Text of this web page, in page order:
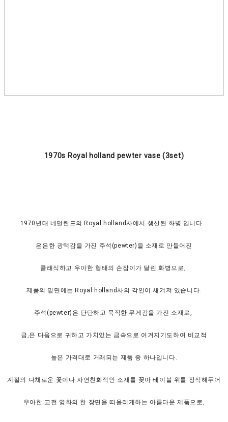
1970s Royal holland pewter vase (3set)
1970년대 네덜란드의 Royal holland사에서 생산된 화병 입니다.
은은한 광택감을 가진 주석(pewter)을 소재로 만들어진
클래식하고 우아한 형태의 손잡이가 달린 화병으로,
제품의 밑면에는 Royal holland사의 각인이 새겨져 있습니다.
주석(pewter)은 단단하고 묵직한 무게감을 가진 소재로,
금,은 다음으로 귀하고 가치있는 금속으로 여겨지기도하여 비교적
높은 가격대로 거래되는 제품 중 하나입니다.
계절의 다채로운 꽃이나 자연친화적인 소재를 꽂아 테이블 위를 장식해두어
우아한 고전 영화의 한 장면을 떠올리게하는 아름다운 제품으로,